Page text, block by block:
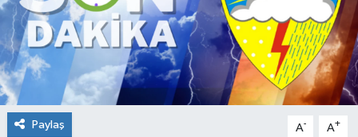
Paylaş A- A+
Röportaj
Teknoloji